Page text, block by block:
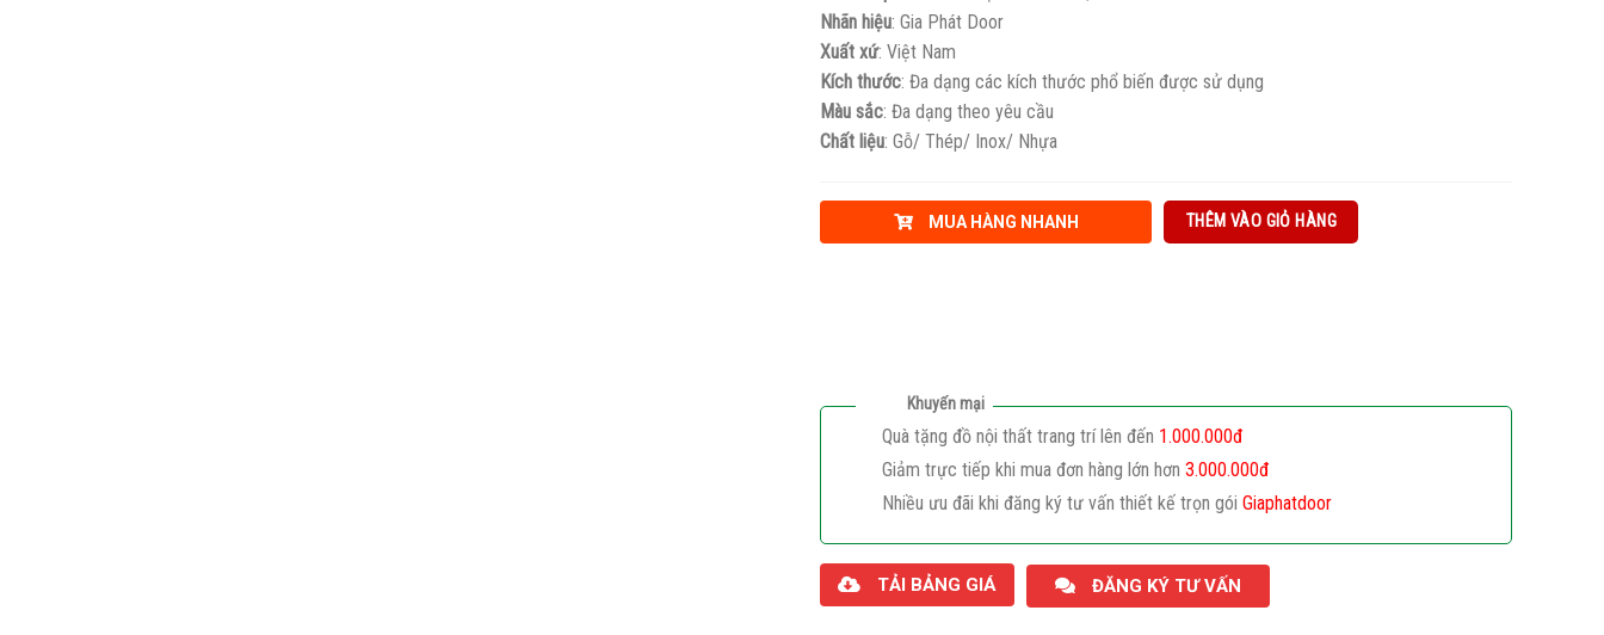
Nhãn hiệu: Gia Phát Door
Xuất xứ: Việt Nam
Kích thước: Đa dạng các kích thước phổ biến được sử dụng
Màu sắc: Đa dạng theo yêu cầu
Chất liệu: Gỗ/ Thép/ Inox/ Nhựa
MUA HÀNG NHANH THÊM VÀO GIỎ HÀNG
Khuyến mại
Quà tặng đồ nội thất trang trí lên đến 1.000.000đ
Giảm trực tiếp khi mua đơn hàng lớn hơn 3.000.000đ
Nhiều ưu đãi khi đăng ký tư vấn thiết kế trọn gói Giaphatdoor
TẢI BẢNG GIÁ ĐĂNG KÝ TƯ VẤN